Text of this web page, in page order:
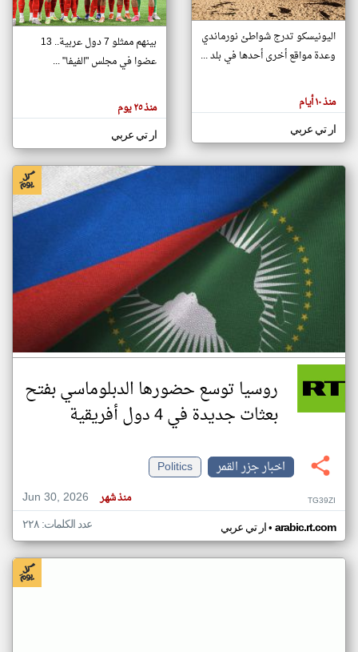
تغيير الدولة
اخبار جزر القمر على مدار الساعة
أهم اخبار جزر القمر العاجلة والمباشرة
هنا عن
وجهة
كاتبيها.
اليونيسكو تدرج شواطئ نورماندي
وعدة مواقع أخرى أحدها في بلد ...
منذ ١٠ أيام
ار تي عربي
بينهم ممثلو 7 دول عربية.. 13
عضوا في مجلس "الفيفا" ...
منذ ٢٥ يوم
ار تي عربي
روسيا توسع حضورها الدبلوماسي بفتح
بعثات جديدة في 4 دول أفريقية
اخبار جزر القمر
Politics
Jun 30, 2026
منذ شهر TG39ZI
ار تي عربي• arabic.rt.com عدد الكلمات: ٢٢٨
klyoum.com